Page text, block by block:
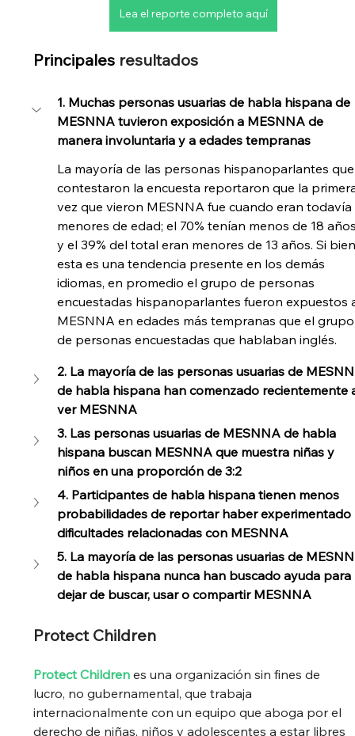
Lea el reporte completo aquí
Principales resultados
1. Muchas personas usuarias de habla hispana de
MESNNA tuvieron exposición a MESNNA de
manera involuntaria y a edades tempranas
La mayoría de las personas hispanoparlantes
contestaron la encuesta reportaron que la
vez que vieron MESNNA fue cuando eran todavía
menores de edad; el 70% tenían menos de 18
y el 39% del total eran menores de 13 años. Si
esta es una tendencia presente en los demás
idiomas, en promedio el grupo de personas
encuestadas hispanoparlantes fueron expuestos
MESNNA en edades más tempranas que el
de personas encuestadas que hablaban inglés.
2. La mayoría de las personas usuarias de
de habla hispana han comenzado recientemente
ver MESNNA
3. Las personas usuarias de MESNNA de habla
hispana buscan MESNNA que muestra niñas y
niños en una proporción de 3:2
4. Participantes de habla hispana tienen menos
probabilidades de reportar haber experimentado
dificultades relacionadas con MESNNA
5. La mayoría de las personas usuarias de
de habla hispana nunca han buscado ayuda para
dejar de buscar, usar o compartir MESNNA
Protect Children
Protect Children es una organización sin fines de
lucro, no gubernamental, que trabaja
internacionalmente con un equipo que aboga por el
derecho de niñas, niños y adolescentes a estar libres